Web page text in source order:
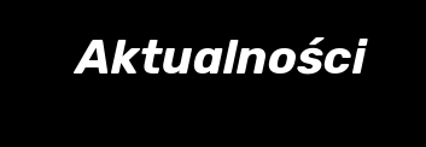
Aktualności